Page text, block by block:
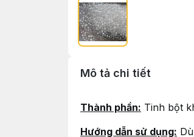
Mô tả chi tiết
Thành phần: Tinh bột
Hướng dẫn sử dụng: